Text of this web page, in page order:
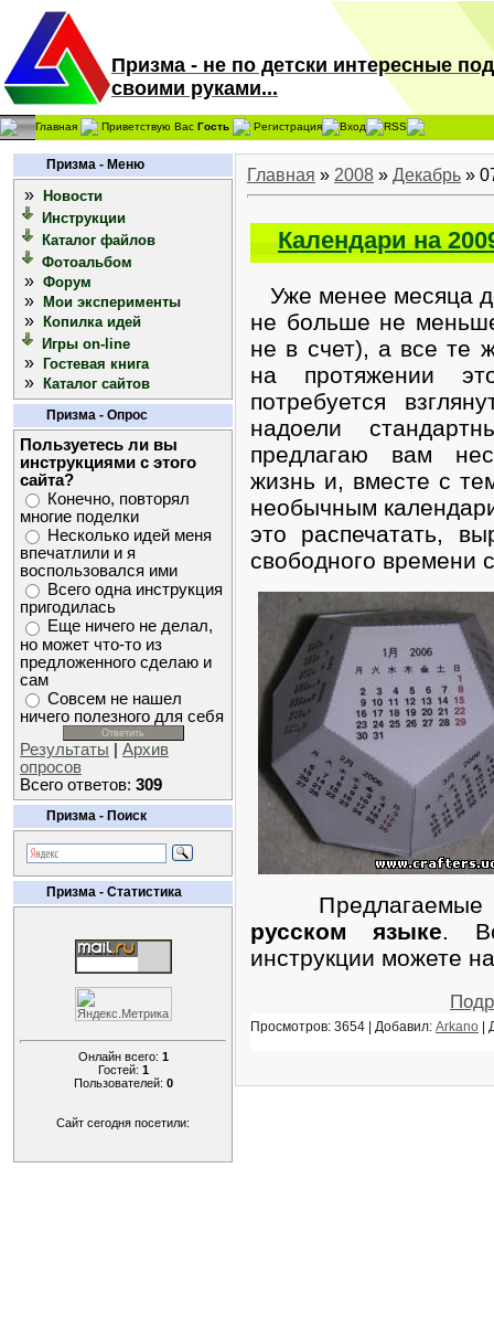
Призма - не по детски интересные
своими руками...
Главная Приветствую Вас Гость Регистрация Вход RSS
Призма - Меню
»
Новости
Инструкции
Каталог файлов
Фотоальбом
» Форум
» Мои эксперименты
»
Копилка идей
Игры on-line
» Гостевая книга
» Каталог сайтов
Призма - Опрос
Пользуетесь ли вы
инструкциями с этого
сайта?
Конечно, повторял
многие поделки
Несколько идей меня
впечатлили и я
воспользовался ими
Всего одна инструкция
пригодилась
Еще ничего не делал,
но может что-то из
предложенного сделаю и
сам
Совсем не нашел
ничего полезного для себя
Результаты
Архив
опросов
Всего ответов: 309
Призма - Поиск
Призма - Статистика
Онлайн всего: 1
Гостей: 1
Пользователей: 0
Сайт сегодня посетили:
Главная » 2008 » Декабрь »
Календари на
Уже менее месяца
не больше не
не в счет), а все те
на протяжении
потребуется
надоели
предлагаю вам
жизнь и, вместе с
необычным
это распечатать,
свободного времени
Предлагаемые
русском языке.
инструкции можете
Просмотров: 3654 | Добавил: Arkano |